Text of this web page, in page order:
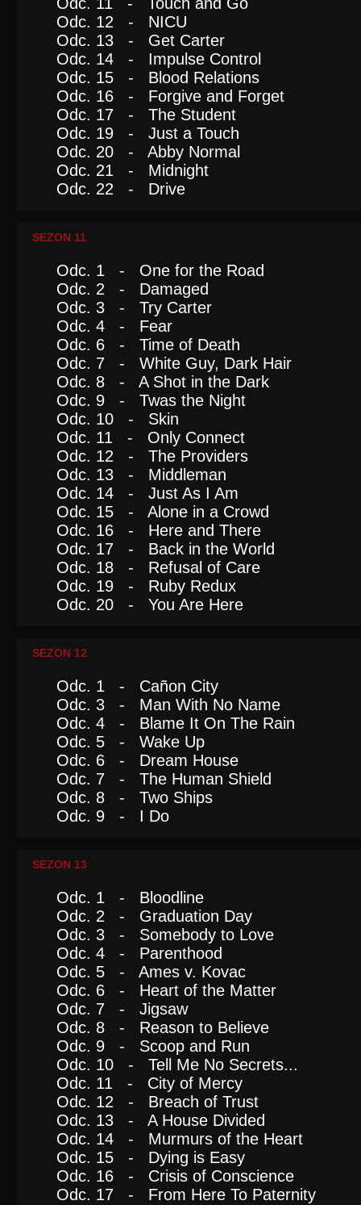
Odc. 12 - NICU
Odc. 13 - Get Carter
Odc. 14 - Impulse Control
Odc. 15 - Blood Relations
Odc. 16 - Forgive and Forget
Odc. 17 - The Student
Odc. 19 - Just a Touch
Odc. 20 - Abby Normal
Odc. 21 - Midnight
Odc. 22 - Drive
SEZON 11
Odc. 1 - One for the Road
Odc. 2 - Damaged
Odc. 3 - Try Carter
Odc. 4 - Fear
Odc. 6 - Time of Death
Odc. 7 - White Guy, Dark Hair
Odc. 8 - A Shot in the Dark
Odc. 9 - Twas the Night
Odc. 10 - Skin
Odc. 11 - Only Connect
Odc. 12 - The Providers
Odc. 13 - Middleman
Odc. 14 - Just As I Am
Odc. 15 - Alone in a Crowd
Odc. 16 - Here and There
Odc. 17 - Back in the World
Odc. 18 - Refusal of Care
Odc. 19 - Ruby Redux
Odc. 20 - You Are Here
SEZON 12
Odc. 1 - Cañon City
Odc. 3 - Man With No Name
Odc. 4 - Blame It On The Rain
Odc. 5 - Wake Up
Odc. 6 - Dream House
Odc. 7 - The Human Shield
Odc. 8 - Two Ships
Odc. 9 - I Do
SEZON 13
Odc. 1 - Bloodline
Odc. 2 - Graduation Day
Odc. 3 - Somebody to Love
Odc. 4 - Parenthood
Odc. 5 - Ames v. Kovac
Odc. 6 - Heart of the Matter
Odc. 7 - Jigsaw
Odc. 8 - Reason to Believe
Odc. 9 - Scoop and Run
Odc. 10 - Tell Me No Secrets...
Odc. 11 - City of Mercy
Odc. 12 - Breach of Trust
Odc. 13 - A House Divided
Odc. 14 - Murmurs of the Heart
Odc. 15 - Dying is Easy
Odc. 16 - Crisis of Conscience
Odc. 17 - From Here To Paternity